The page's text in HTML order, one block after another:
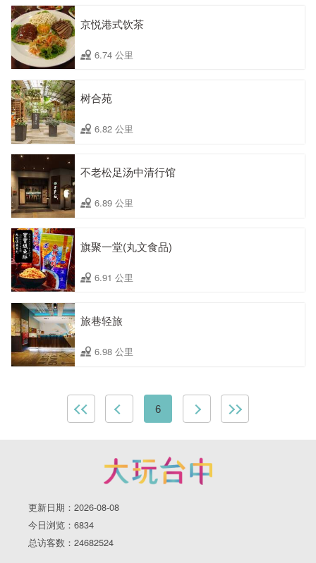
京悦港式饮茶
6.74 公里
树合苑
6.82 公里
不老松足汤中清行馆
6.89 公里
旗聚一堂(丸文食品)
6.91 公里
旅巷轻旅
6.98 公里
6
更新日期：2026-08-08
今日浏览：6834
总访客数：24682524